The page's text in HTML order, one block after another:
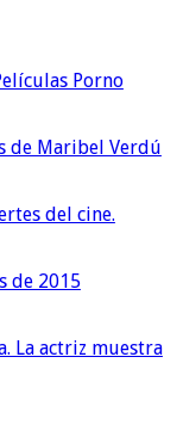
Porno
de Maribel Verdú
del cine.
de 2015
La actriz muestra